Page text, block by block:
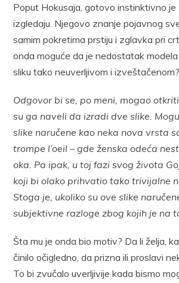
Poput Hokusaja, gotovo instinktivno
izgledaju. Njegovo znanje pojavnog
samim pokretima prstiju i zglavka pri
onda moguće da je nedostatak
sliku tako neuverljivom i izveštačenom?
Odgovor bi se, po meni, mogao
su ga naveli da izradi dve slike.
slike naručene kao neka nova vrsta
trompe l’oeil – gde ženska odeća
oka. Pa ipak, u toj fazi svog života
koji bi olako prihvatio tako trivijalne
Stoga je, ukoliko su ove slike
subjektivne razloge zbog kojih je na
Šta mu je onda bio motiv? Da li želja,
činilo očigledno, da prizna ili proslavi
To bi zvučalo uverljivije kada bismo